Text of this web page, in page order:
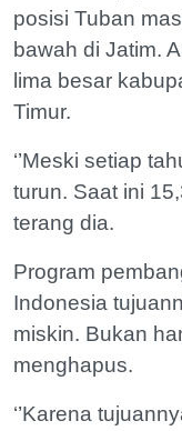
posisi Tuban
bawah di Jatim.
lima besar
Timur.
‘’Meski setiap
turun. Saat ini
terang dia.
Program
Indonesia
miskin. Bukan
menghapus.
‘’Karena